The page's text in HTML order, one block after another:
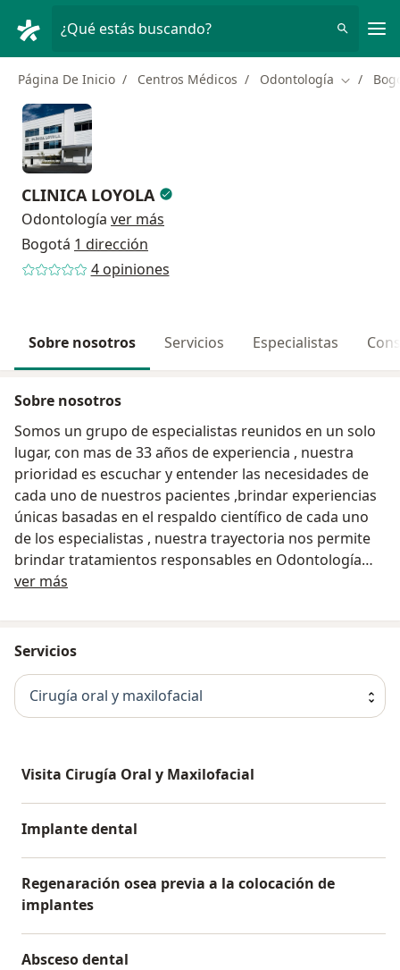
¿Qué estás buscando?
Página De Inicio Centros Médicos Odontología Cambiar
CLINICA LOYOLA
Odontología ver más
Bogotá 1 dirección
4 opiniones
Sobre nosotros Servicios Especialistas
Sobre nosotros
Somos un grupo de especialistas reunidos en un solo
lugar, con mas de 33 años de experiencia , nuestra
prioridad es escuchar y entender las necesidades de
cada uno de nuestros pacientes ,brindar experiencias
únicas basadas en el respaldo científico de cada uno
de los especialistas , nuestra trayectoria nos permite
brindar tratamientos responsables en Odontología
Especializada, Medicina Estética y Cirugía Plástica.
ver más
Servicios
Cirugía oral y maxilofacial
Visita Cirugía Oral y Maxilofacial
Implante dental
Regenaración osea previa a la colocación de
implantes
Absceso dental